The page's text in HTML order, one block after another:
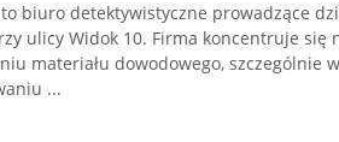
biuro detektywistyczne prowadzące
ulicy Widok 10. Firma koncentruje się
materiału dowodowego, szczególnie
...